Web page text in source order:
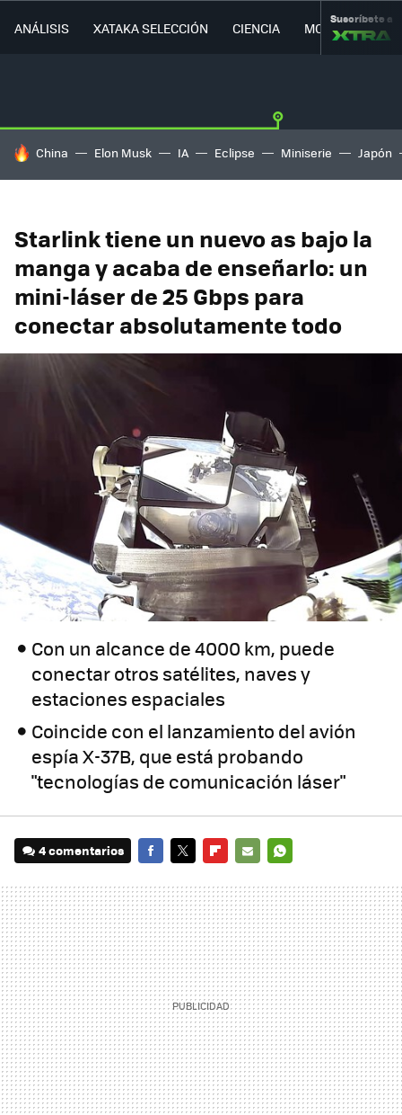
ANÁLISIS XATAKA SELECCIÓN CIENCIA MOVILIDAD
Suscríbete a
HOY SE HABLA DE
China Elon Musk IA Eclipse Miniserie Japón
Starlink tiene un nuevo as bajo la
manga y acaba de enseñarlo: un
mini-láser de 25 Gbps para
conectar absolutamente todo
Con un alcance de 4000 km, puede
conectar otros satélites, naves y
estaciones espaciales
Coincide con el lanzamiento del avión
espía X-37B, que está probando
"tecnologías de comunicación láser"
4 comentarios
MAIL